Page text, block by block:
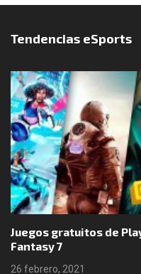
Tendencias eSports
Juegos gratuitos de
Fantasy 7
26 febrero, 2021